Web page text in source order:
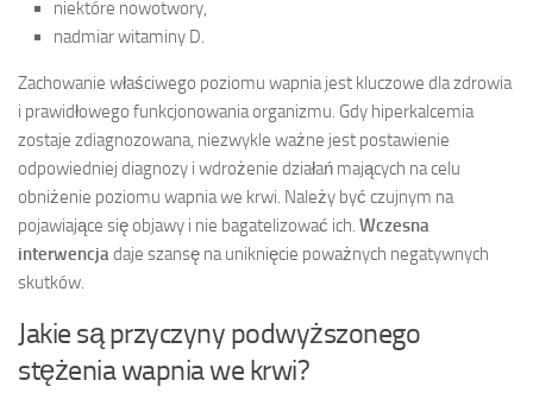
niektóre nowotwory,
nadmiar witaminy D.
Zachowanie właściwego poziomu wapnia jest kluczowe dla zdrowia
i prawidłowego funkcjonowania organizmu. Gdy hiperkalcemia
zostaje zdiagnozowana, niezwykle ważne jest postawienie
odpowiedniej diagnozy i wdrożenie działań mających na celu
obniżenie poziomu wapnia we krwi. Należy być czujnym na
pojawiające się objawy i nie bagatelizować ich. Wczesna
interwencjadaje szansę na uniknięcie poważnych negatywnych
skutków.
Jakie są przyczyny podwyższonego
stężenia wapnia we krwi?